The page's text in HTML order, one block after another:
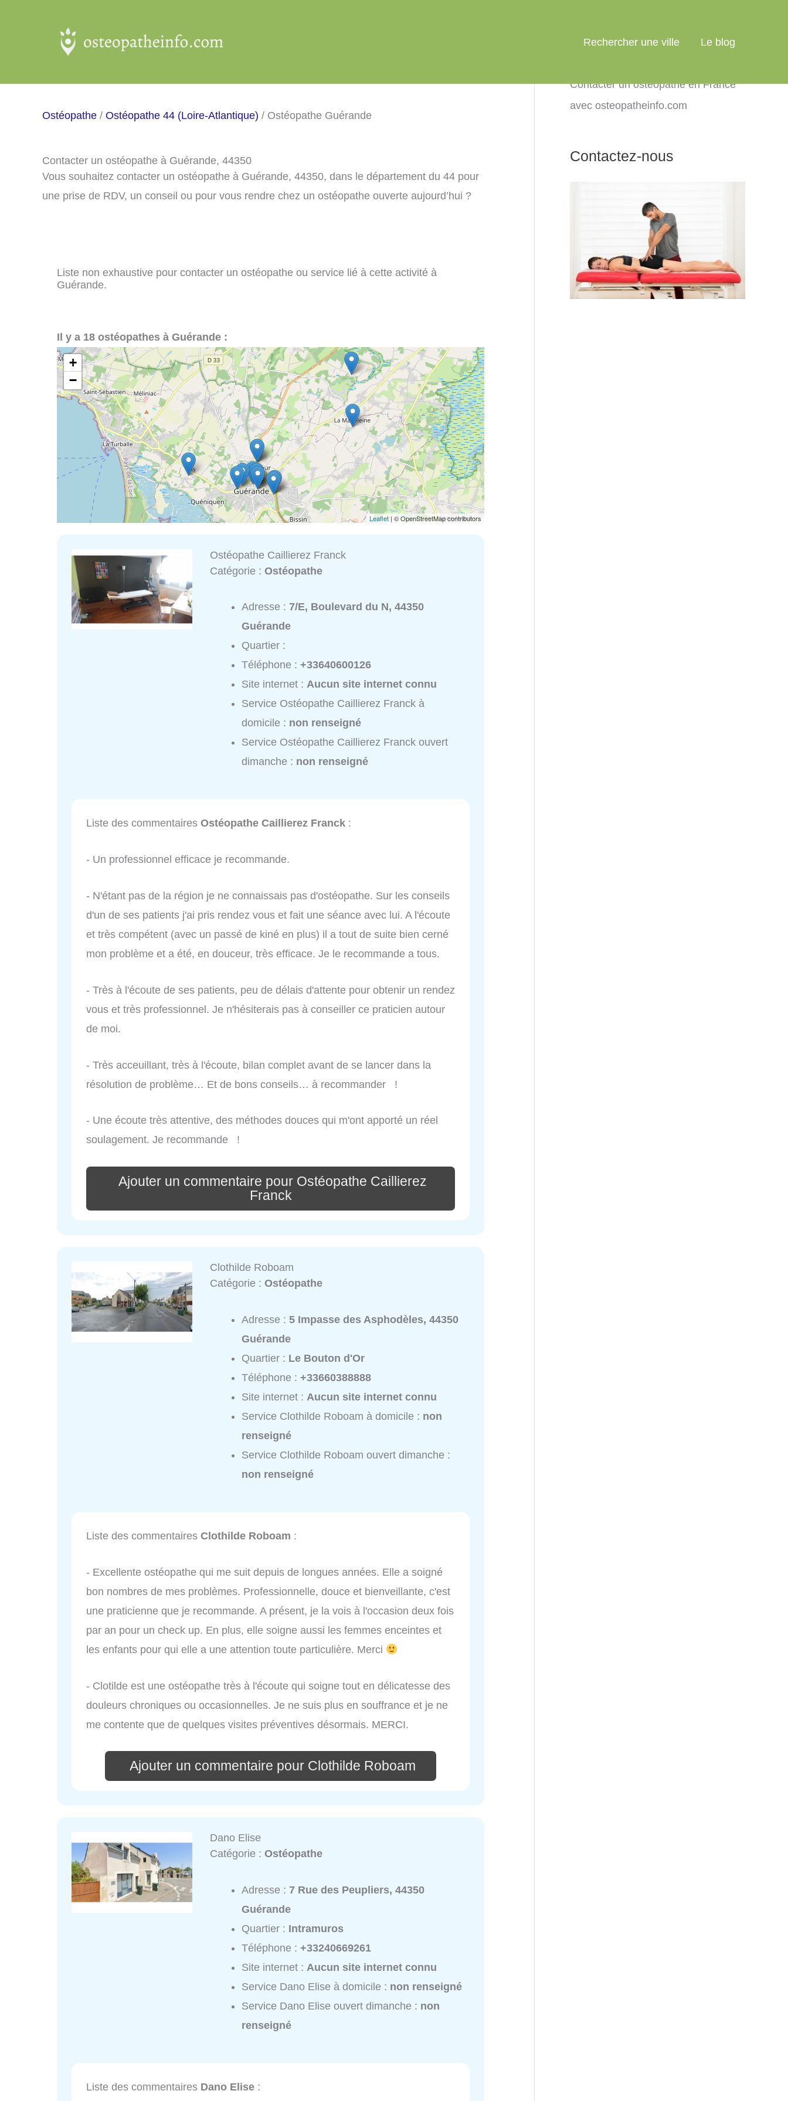
Rechercher une ville Le blog
Ostéopathe / Ostéopathe 44 (Loire-Atlantique) / Ostéopathe Guérande
Contacter un ostéopathe à Guérande, 44350
Vous souhaitez contacter un ostéopathe à Guérande, 44350, dans le département du 44 pour
une prise de RDV, un conseil ou pour vous rendre chez un ostéopathe ouverte aujourd’hui ?
Liste non exhaustive pour contacter un ostéopathe ou service lié à cette activité à
Guérande.
Il y a 18 ostéopathes à Guérande :
+
−
Leaflet | © OpenStreetMap contributors
Ostéopathe Caillierez Franck
Catégorie :Ostéopathe
Adresse :7/E, Boulevard du N, 44350
Guérande
Quartier :
Téléphone :+33640600126
Site internet :Aucun site internet connu
Service Ostéopathe Caillierez Franck à
domicile : non renseigné
Service Ostéopathe Caillierez Franck ouvert
dimanche : non renseigné
Liste des commentaires Ostéopathe Caillierez Franck :
- Un professionnel efficace je recommande.
- N'étant pas de la région je ne connaissais pas d'ostéopathe. Sur les conseils
d'un de ses patients j'ai pris rendez vous et fait une séance avec lui. A l'écoute
et très compétent (avec un passé de kiné en plus) il a tout de suite bien cerné
mon problème et a été, en douceur, très efficace. Je le recommande a tous.
- Très à l'écoute de ses patients, peu de délais d'attente pour obtenir un rendez
vous et très professionnel. Je n'hésiterais pas à conseiller ce praticien autour
de moi.
- Très acceuillant, très à l'écoute, bilan complet avant de se lancer dans la
résolution de problème… Et de bons conseils… à recommander !
- Une écoute très attentive, des méthodes douces qui m'ont apporté un réel
soulagement. Je recommande !
Ajouter un commentaire pour Ostéopathe Caillierez
Franck
Clothilde Roboam
Catégorie :Ostéopathe
Adresse :5 Impasse des Asphodèles, 44350
Guérande
Quartier : Le Bouton d'Or
Téléphone :+33660388888
Site internet :Aucun site internet connu
Service Clothilde Roboam à domicile : non
renseigné
Service Clothilde Roboam ouvert dimanche :
non renseigné
Liste des commentaires Clothilde Roboam :
- Excellente ostéopathe qui me suit depuis de longues années. Elle a soigné
bon nombres de mes problèmes. Professionnelle, douce et bienveillante, c'est
une praticienne que je recommande. A présent, je la vois à l'occasion deux fois
par an pour un check up. En plus, elle soigne aussi les femmes enceintes et
les enfants pour qui elle a une attention toute particulière. Merci
- Clotilde est une ostéopathe très à l'écoute qui soigne tout en délicatesse des
douleurs chroniques ou occasionnelles. Je ne suis plus en souffrance et je ne
me contente que de quelques visites préventives désormais. MERCI.
Ajouter un commentaire pour Clothilde Roboam
Dano Elise
Catégorie :Ostéopathe
Adresse :7 Rue des Peupliers, 44350
Guérande
Quartier : Intramuros
Téléphone :+33240669261
Site internet :Aucun site internet connu
Service Dano Elise à domicile : non renseigné
Service Dano Elise ouvert dimanche : non
renseigné
Liste des commentaires Dano Elise :
Contacter un ostéopathe en France
avec osteopatheinfo.com
Contactez-nous